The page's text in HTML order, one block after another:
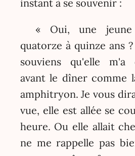
instant à se souvenir :
« Oui, une jeune
quatorze à quinze ans
souviens qu'elle m'a
avant le dîner comme
amphitryon. Je vous
vue, elle est allée se
heure. Ou elle allait
ne me rappelle pas